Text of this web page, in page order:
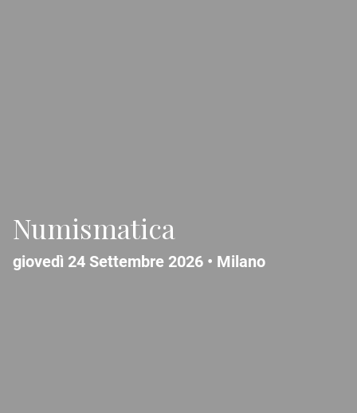
Numismatica
giovedì 24 Settembre 2026 • Milano